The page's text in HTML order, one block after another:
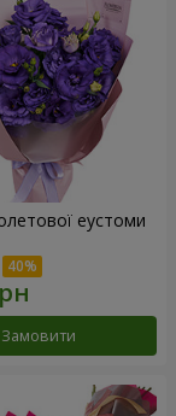
еустоми
Замовити